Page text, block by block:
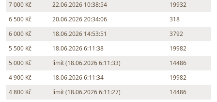
7 000 Kč
22.06.2026 10:38:54
19932
6 500 Kč
20.06.2026 20:34:06
318
6 000 Kč
18.06.2026 14:53:51
3792
5 500 Kč
18.06.2026 6:11:38
19982
5 000 Kč
limit (18.06.2026 6:11:33)
14486
4 900 Kč
18.06.2026 6:11:34
19982
4 800 Kč
limit (18.06.2026 6:11:27)
14486